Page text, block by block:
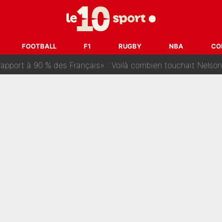
FOOTBALL F1 RUGBY NBA
: Bruno Genesio fait une promesse pour la suite du
en 2027 ? L'IA prédit déjà les deux joueurs qui
90 % des Français» : Voilà combien touchait Nelson Monfort sur